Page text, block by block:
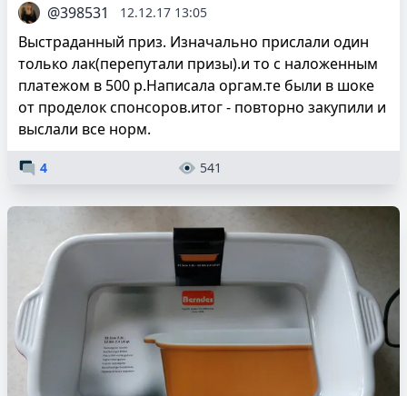
@398531 12.12.17 13:05
Выстраданный приз. Изначально прислали один
только лак(перепутали призы).и то с наложенным
платежом в 500 р.Написала оргам.те были в шоке
от проделок спонсоров.итог - повторно закупили и
выслали все норм.
4 541